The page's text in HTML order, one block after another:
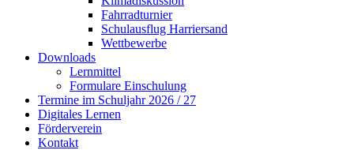
Fahrradturnier
Schulausflug Harriersand
Wettbewerbe
Downloads
Lernmittel
Formulare Einschulung
Termine im Schuljahr 2026 / 27
Digitales Lernen
Förderverein
Kontakt